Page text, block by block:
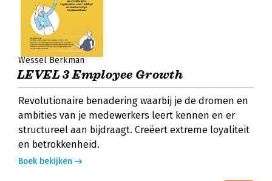
Wessel Berkman
LEVEL 3 Employee Growth
Revolutionaire benadering waarbij je de dromen en
ambities van je medewerkers leert kennen en er
structureel aan bijdraagt. Creëert extreme loyaliteit
en betrokkenheid.
Boek bekijken